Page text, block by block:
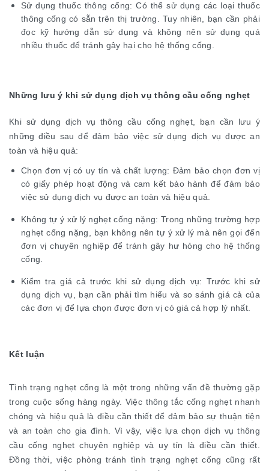
Sử dụng thuốc thông cống: Có thể sử dụng các loại thuốc
thông cống có sẵn trên thị trường. Tuy nhiên, bạn cần phải
đọc kỹ hướng dẫn sử dụng và không nên sử dụng quá
nhiều thuốc để tránh gây hại cho hệ thống cống.
Những lưu ý khi sử dụng dịch vụ thông cầu cống nghẹt
Khi sử dụng dịch vụ thông cầu cống nghẹt, bạn cần lưu ý
những điều sau để đảm bảo việc sử dụng dịch vụ được an
toàn và hiệu quả:
Chọn đơn vị có uy tín và chất lượng: Đảm bảo chọn đơn vị
có giấy phép hoạt động và cam kết bảo hành để đảm bảo
việc sử dụng dịch vụ được an toàn và hiệu quả.
Không tự ý xử lý nghẹt cống nặng: Trong những trường hợp
nghẹt cống nặng, bạn không nên tự ý xử lý mà nên gọi đến
đơn vị chuyên nghiệp để tránh gây hư hỏng cho hệ thống
cống.
Kiểm tra giá cả trước khi sử dụng dịch vụ: Trước khi sử
dụng dịch vụ, bạn cần phải tìm hiểu và so sánh giá cả của
các đơn vị để lựa chọn được đơn vị có giá cả hợp lý nhất.
Kết luận
Tình trạng nghẹt cống là một trong những vấn đề thường gặp
trong cuộc sống hàng ngày. Việc thông tắc cống nghẹt nhanh
chóng và hiệu quả là điều cần thiết để đảm bảo sự thuận tiện
và an toàn cho gia đình. Vì vậy, việc lựa chọn dịch vụ thông
cầu cống nghẹt chuyên nghiệp và uy tín là điều cần thiết.
Đồng thời, việc phòng tránh tình trạng nghẹt cống cũng rất